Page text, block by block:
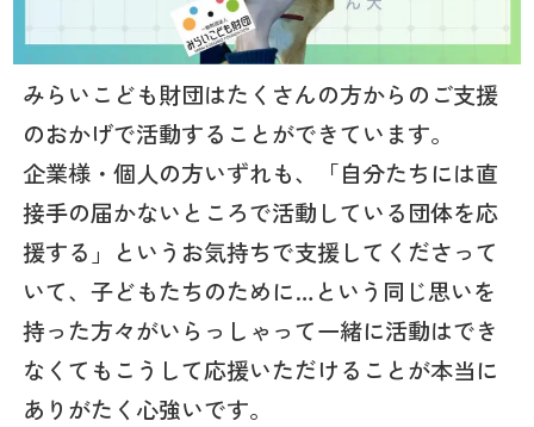
みらいこども財団はたくさんの方からのご支援
のおかげで活動することができています。
企業様・個人の方いずれも、「自分たちには直
接手の届かないところで活動している団体を応
援する」というお気持ちで支援してくださって
いて、子どもたちのために…という同じ思いを
持った方々がいらっしゃって一緒に活動はでき
なくてもこうして応援いただけることが本当に
ありがたく心強いです。